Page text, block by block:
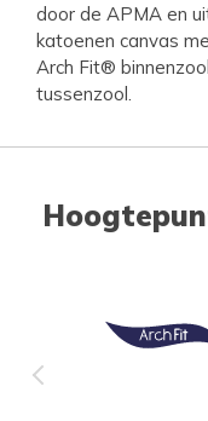
door de APMA en
katoenen canvas
Arch Fit®
tussenzool.